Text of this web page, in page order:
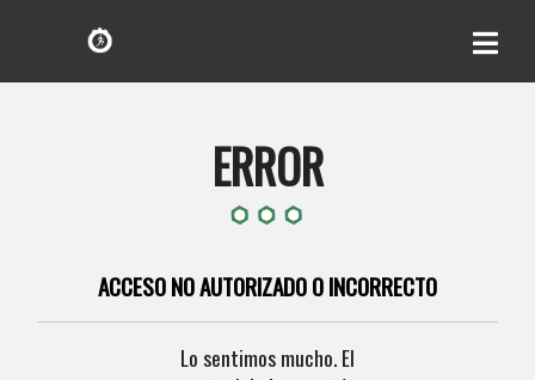
ERROR
ACCESO NO AUTORIZADO O INCORRECTO
Lo sentimos mucho. El